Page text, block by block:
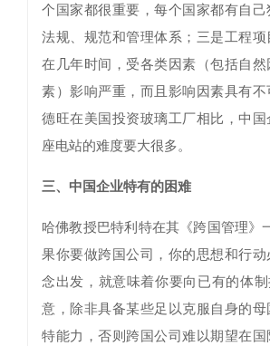
个国家都很重要，每个国家都有自
法规、规范和管理体系；三是工程
在几年时间，受各类因素（包括自然
素）影响严重，而且影响因素具有
德旺在美国投资玻璃工厂相比，中
座电站的难度要大很多。
三、中国企业特有的困难
哈佛教授巴特利特在其《跨国管理》
果你要做跨国公司，你的思想和行
念出发，就意味着你要向已有的体制
意，除非具备某些足以克服自身的
特能力，否则跨国公司难以期望在